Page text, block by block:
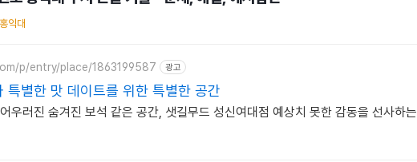
익대
p/entry/place/1863199587 광고
특별한 맛 데이트를 위한 특별한 공간
우러진 숨겨진 보석 같은 공간, 샛길무드 성신여대점 예상치 못한 감동을 선사하는